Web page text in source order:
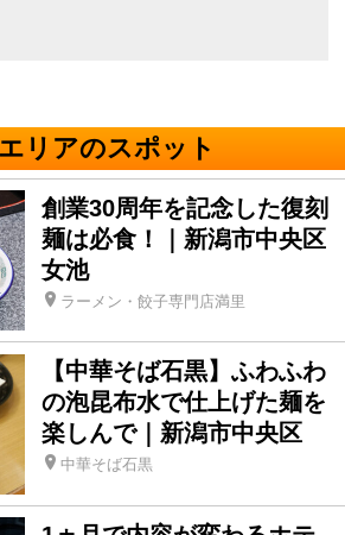
リアのスポット
創業30周年を記念した復刻
麺は必食！｜新潟市中央区
女池
ラーメン・餃子専門店満里
【中華そば石黒】ふわふわ
の泡昆布水で仕上げた麺を
楽しんで｜新潟市中央区
中華そば石黒